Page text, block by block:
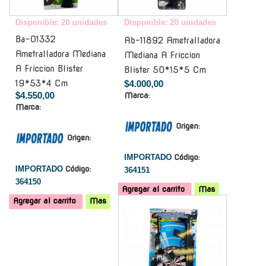
Disponible: 20 unidades
Ba-01332
Ametralladora Mediana
A Friccion Blister
19*53*4 Cm
$4.550,00
Marca:
Origen:
IMPORTADO Código:
364150
Agregar al carrito Mas
Disponible: 20 unidades
Ab-11892 Ametralladora
Mediana A Friccion
Blister 50*15*5 Cm
$4.000,00
Marca:
Origen:
IMPORTADO Código:
364151
Agregar al carrito
Mas